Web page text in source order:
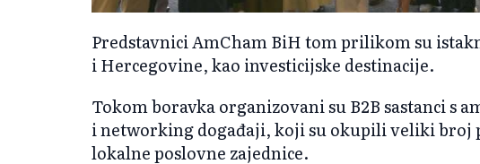
Predstavnici AmCham BiH tom prilikom su
i Hercegovine, kao investicijske destinacije.
Tokom boravka organizovani su B2B sastanci s
i networking događaji, koji su okupili veliki broj
lokalne poslovne zajednice.